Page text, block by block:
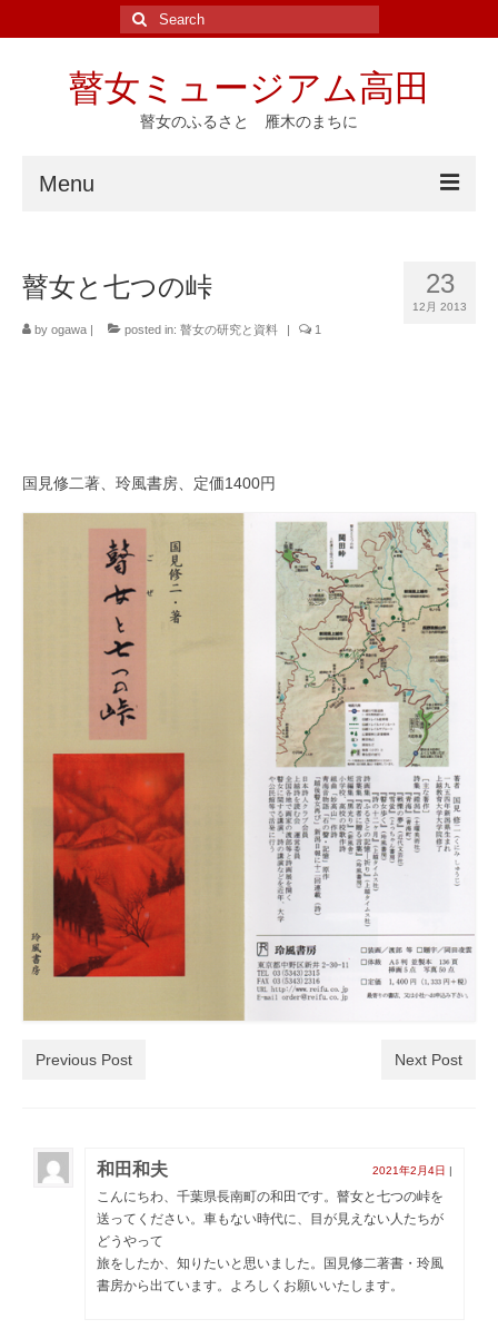
Search
for:
瞽女ミュージアム高田
瞽女のふるさと 雁木のまちに
Menu
ニュース
イベント
瞽女の研究と資料
瞽女ミュージアム高田について
入会のご案内
お問合せ
アクセス
23
12月 2013
瞽女と七つの峠
by ogawa | posted in: 瞽女の研究と資料 | 1
国見修二著、玲風書房、定価1400円
Previous Post Next Post
和田和夫 2021年2月4日 |
こんにちわ、千葉県長南町の和田です。瞽女と七つの峠を
送ってください。車もない時代に、目が見えない人たちが
どうやって
旅をしたか、知りたいと思いました。国見修二著書・玲風
書房から出ています。よろしくお願いいたします。